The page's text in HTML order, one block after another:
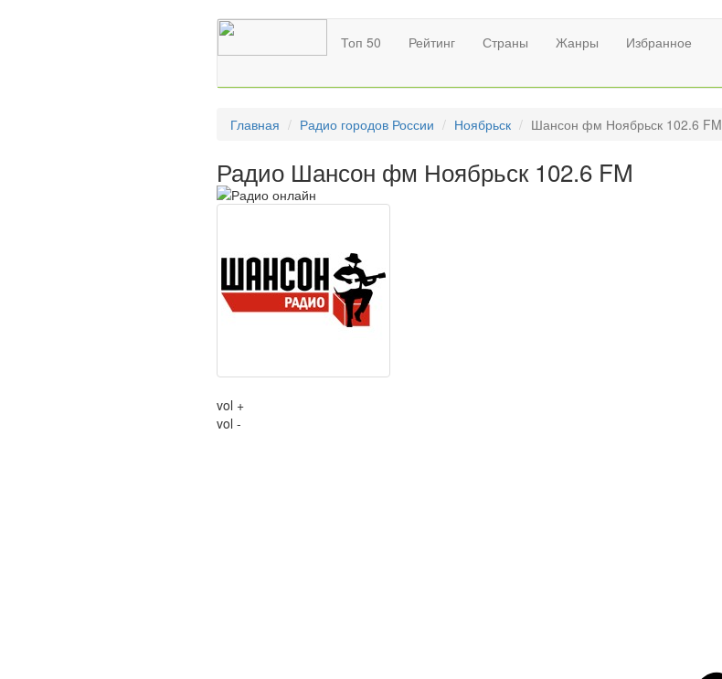
Топ 50 Рейтинг Страны Жанры Избранное
Главная Радио городов России Ноябрьск Шансон фм Ноябрьск 102.6 FM
Радио Шансон фм Ноябрьск 102.6 FM
vol +
vol -